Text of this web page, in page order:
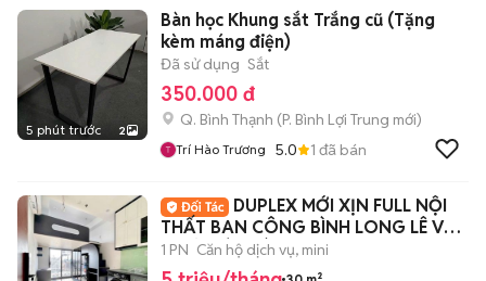
5 phút trước 2
Bàn học Khung sắt Trắng cũ (Tặng
kèm máng điện)
Đã sử dụng Sắt
350.000 đ
Q. Bình Thạnh (P. Bình Lợi Trung mới)
Trí Hào Trương 5.0 1 đã bán
DUPLEX MỚI XỊN FULL NỘI
THẤT BAN CÔNG BÌNH LONG LÊ VĂN
QUỚI HÒA BÌNH
1 PN Căn hộ dịch vụ, mini